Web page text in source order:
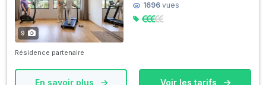
9
1696 vues
Résidence partenaire
En savoir plus Voir les tarifs